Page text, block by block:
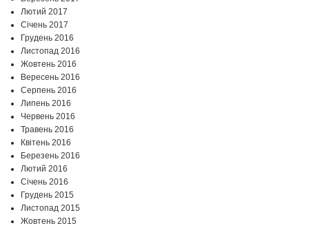
Лютий 2017
Січень 2017
Грудень 2016
Листопад 2016
Жовтень 2016
Вересень 2016
Серпень 2016
Липень 2016
Червень 2016
Травень 2016
Квітень 2016
Березень 2016
Лютий 2016
Січень 2016
Грудень 2015
Листопад 2015
Жовтень 2015